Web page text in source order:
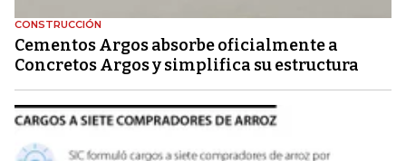
CONSTRUCCIÓN
Cementos Argos absorbe oficialmente a
Concretos Argos y simplifica su estructura